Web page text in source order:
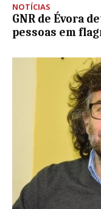
NOTÍCIAS
GNR de Évora
pessoas em